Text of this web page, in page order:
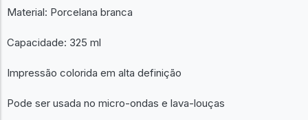
Material: Porcelana branca
Capacidade: 325 ml
Impressão colorida em alta definição
Pode ser usada no micro-ondas e lava-louças